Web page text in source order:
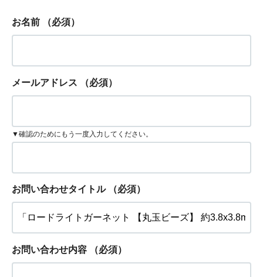
お名前 （必須）
メールアドレス （必須）
▼確認のためにもう一度入力してください。
お問い合わせタイトル （必須）
お問い合わせ内容 （必須）